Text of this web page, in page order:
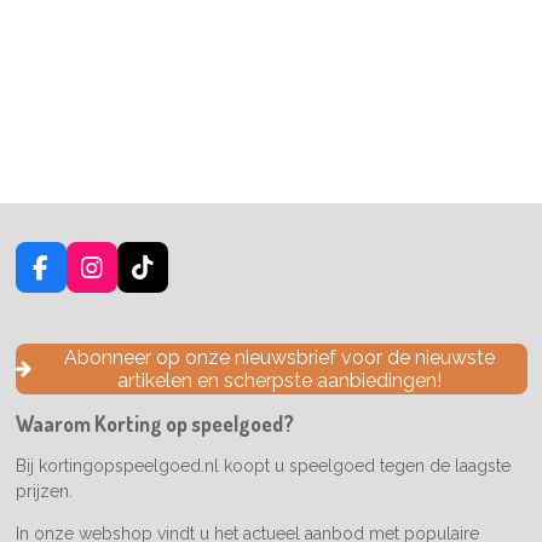
F
a
e
o
k
I
n
t
a
g
a
m
T
i
T
o
k
Abonneer op onze nieuwsbrief voor de nieuwste
artikelen en scherpste aanbiedingen!
Waarom Korting op speelgoed?
Bij kortingopspeelgoed.nl koopt u speelgoed tegen de laagste
prijzen.
In onze webshop vindt u het actueel aanbod met populaire